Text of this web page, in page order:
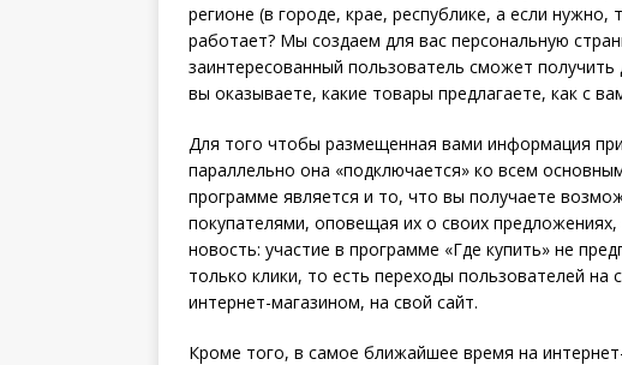
регионе (в городе, крае, республике, а если
работает? Мы создаем для вас персональную
заинтересованный пользователь сможет
вы оказываете, какие товары предлагаете, как с
Для того чтобы размещенная вами информация
параллельно она «подключается» ко всем
программе является и то, что вы получаете
покупателями, оповещая их о своих
новость: участие в программе «Где купить» не
только клики, то есть переходы пользователей на
интернет-магазином, на свой сайт.
Кроме того, в самое ближайшее время на